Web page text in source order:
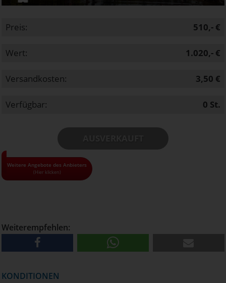
Preis: 510,- €
Wert: 1.020,- €
Versandkosten: 3,50 €
Verfügbar: 0 St.
Weitere Angebote des Anbieters
(Hier klicken)
• Alle Gutscheine und Tickets nur solange der Vorrat reicht!
• Pro Haushalt können maximal 3 Gutscheine bestellt
Weiterempfehlen:
KONDITIONEN